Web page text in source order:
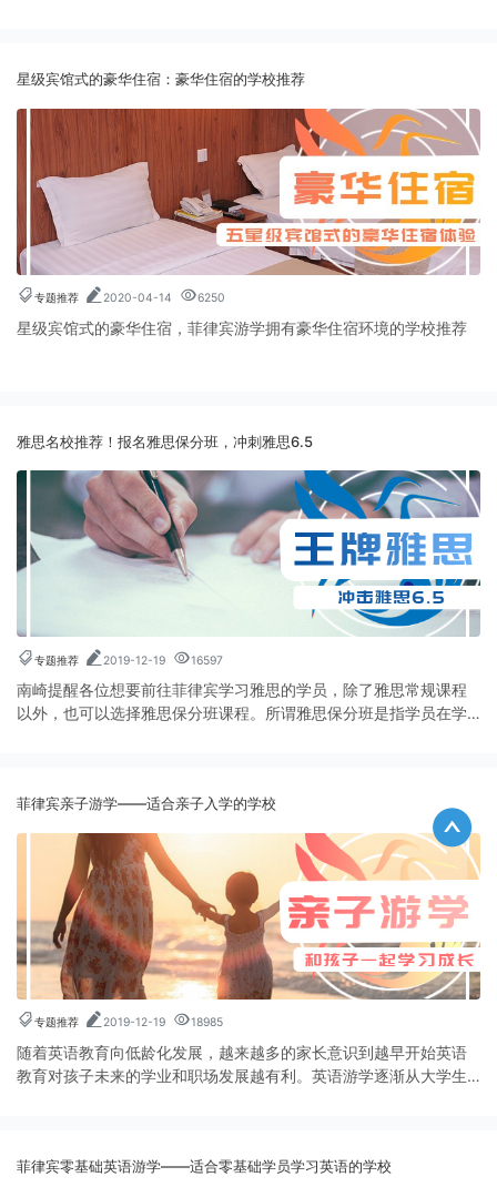
名校
星级宾馆式的豪华住宿：豪华住宿的学校推荐
专题推荐 2020-04-14 6250
星级宾馆式的豪华住宿，菲律宾游学拥有豪华住宿环境的学校推荐
雅思名校推荐！报名雅思保分班，冲刺雅思6.5
专题推荐 2019-12-19 16597
南崎提醒各位想要前往菲律宾学习雅思的学员，除了雅思常规课程
以外，也可以选择雅思保分班课程。所谓雅思保分班是指学员在学
菲律宾亲子游学——适合亲子入学的学校
专题推荐 2019-12-19 18985
随着英语教育向低龄化发展，越来越多的家长意识到越早开始英语
教育对孩子未来的学业和职场发展越有利。英语游学逐渐从大学生
菲律宾零基础英语游学——适合零基础学员学习英语的学校